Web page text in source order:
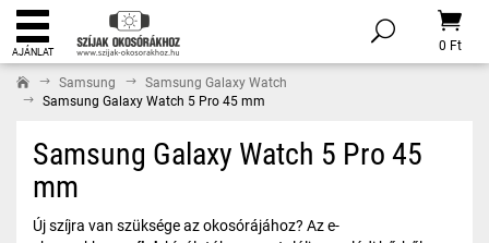
0 Ft
AJÁNLAT
Samsung
Samsung Galaxy Watch
Samsung Galaxy Watch 5 Pro 45 mm
Samsung Galaxy Watch 5 Pro 45
mm
Új szíjra van szüksége az okosórájához? Az e-